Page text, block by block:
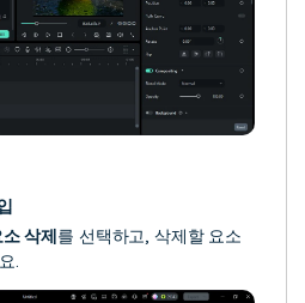
삭제 를 선택하고, 삭제할 요소
.